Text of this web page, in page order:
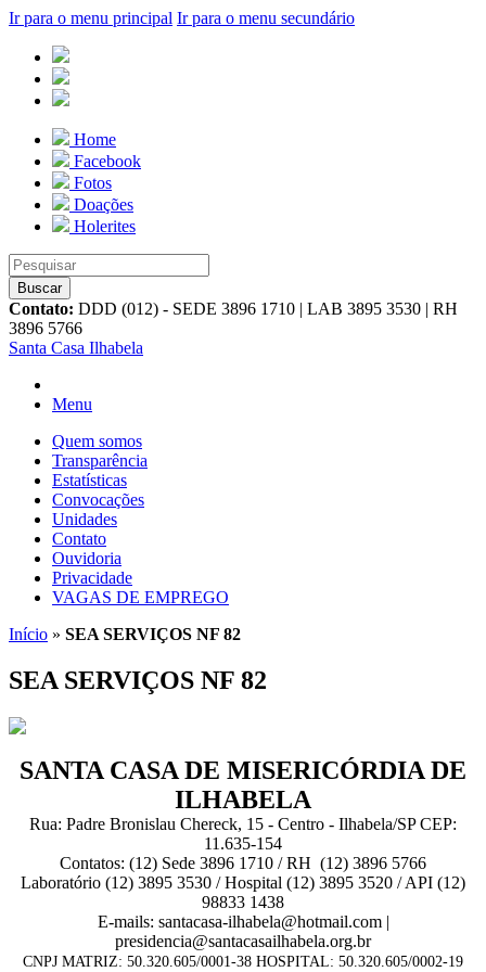
Ir para o menu principal Ir para o menu secundário
Home
Facebook
Fotos
Doações
Holerites
Contato: DDD (012) - SEDE 3896 1710 | LAB 3895 3530 | RH
3896 5766
Santa Casa Ilhabela
Menu
Quem somos
Transparência
Estatísticas
Convocações
Unidades
Contato
Ouvidoria
Privacidade
VAGAS DE EMPREGO
Início » SEA SERVIÇOS NF 82
SEA SERVIÇOS NF 82
SANTA CASA DE MISERICÓRDIA DE
ILHABELA
Rua: Padre Bronislau Chereck, 15 - Centro - Ilhabela/SP CEP:
11.635-154
Contatos: (12) Sede 3896 1710 / RH (12) 3896 5766
Laboratório (12) 3895 3530 / Hospital (12) 3895 3520 / API (12)
98833 1438
E-mails: santacasa-ilhabela@hotmail.com |
presidencia@santacasailhabela.org.br
CNPJ MATRIZ: 50.320.605/0001-38 HOSPITAL: 50.320.605/0002-19